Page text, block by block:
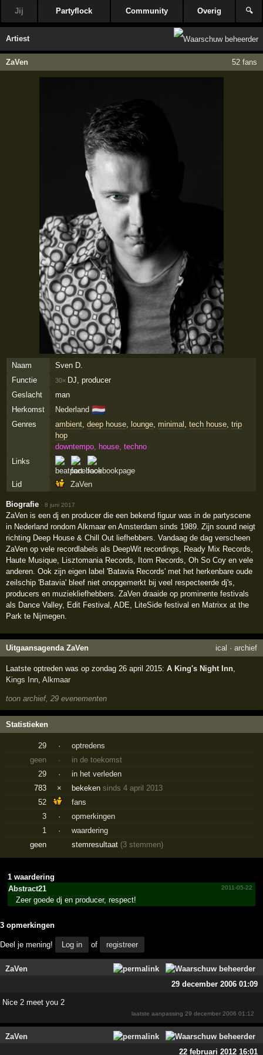
Jij Partyflock Community Overig 🔍
Artiest
ZaVen 52 fans
Naam
Sven D.
Functie
30× DJ, producer
Geslacht
man
Herkomst
Nederland 🇳🇱
Genres ambient, deep house, lounge, minimal , tech house, trip
hop
downtempo, house, techno
Links
Lid ZaVen
Biografie ·8 juni 2017
ZaVen is een dj en producer die een bekend figuur was in de partyscene
in Nederland rondom Alkmaar en Amsterdam sinds 1989. Zijn sound neigt
richting Deep House & Chill Out liefhebbers. Vandaag de dag verscheen
ZaVen op vele recordlabels als DeepWit recordings, Ready Mix Records,
Haute Musique, Lisztomania Records, Itom Records, Oh So Coy en vele
anderen. Ook zijn eigen label 'Batavia Records' met het herkenbare oude
zeilschip 'Batavia' bleef niet onopgemerkt bij veel respecteerde dj's,
producers en muziekliefhebbers. ZaVen draaide op prominente festivals
als Dance Valley, Edit Festival, ADE, LiteSide festival en Matrixx at the
Park te Nijmegen.
Uitgaansagenda ZaVen ical · archief
Laatste optreden was op zondag 26 april 2015:A King's Night Inn
Kings Inn ,Alkmaar
toon archief, 29 evenementen
Statistieken
29 ·
optredens
geen
·
in de toekomst
29
·
in het verleden
783
× bekekensinds 4 april 2013
52
fans
3
·
opmerkingen
1
·
waardering
geen
stemresultaat (3 stemmen)
1 waardering
Abstract21
2011-05-22
Zeer goede dj en producer, respect!
3 opmerkingen
Deel je mening! Log in of registreer
ZaVen
29 december 2006 01:09
Nice 2 meet you 2
laatste aanpassing29 december 2006 01:12
ZaVen
22 februari 2012 16:01